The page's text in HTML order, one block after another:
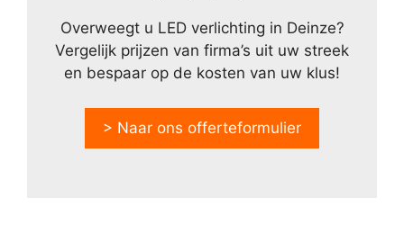
Overweegt u LED verlichting in Deinze?
Vergelijk prijzen van firma’s uit uw streek
en bespaar op de kosten van uw klus!
> Naar ons offerteformulier